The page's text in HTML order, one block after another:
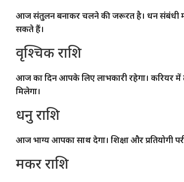
आज संतुलन बनाकर चलने की जरूरत है। धन संबंधी
सकते हैं।
वृश्चिक राशि
आज का दिन आपके लिए लाभकारी रहेगा। करियर में
मिलेगा।
धनु राशि
आज भाग्य आपका साथ देगा। शिक्षा और प्रतियोगी
मकर राशि